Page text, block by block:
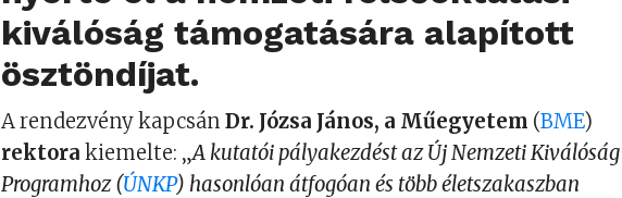
kiválóság támogatására alapított
ösztöndíjat.
A rendezvény kapcsánDr. Józsa János, a Műegyetem (BME)
rektora kiemelte: „A kutatói pályakezdést az Új Nemzeti Kiválóság
Programhoz (ÚNKP) hasonlóan átfogóan és több életszakaszban